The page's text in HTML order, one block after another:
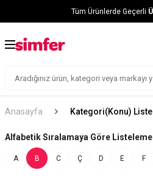
Tüm Ürünlerde Geçerli
Anasayfa Kategori(Konu)
Alfabetik Sıralamaya Göre Listeleme
A B C Ç D E F